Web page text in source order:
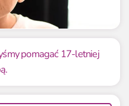
Potrzebujemy
46 565 zł
pomagać 17-letniej